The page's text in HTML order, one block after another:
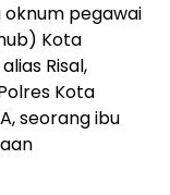
pegawai
Kota
Risal,
Kota
seorang ibu